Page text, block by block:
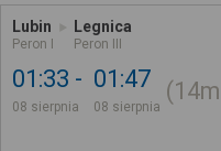
Lubin
Peron I
Legnica
Peron III
01:33
08 sierpnia
01:47
08 sierpnia